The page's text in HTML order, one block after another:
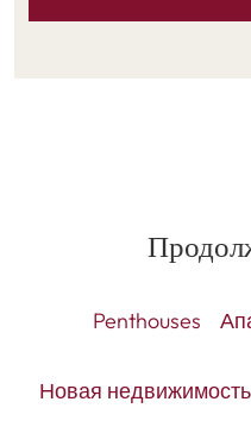
Penthouses
Новая недвижимость